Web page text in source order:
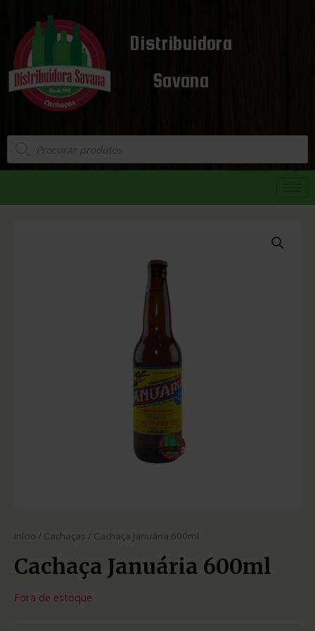
Distribuidora
Savana
Início / Cachaças / Cachaça Januária 600ml
Cachaça Januária 600ml
Fora de estoque